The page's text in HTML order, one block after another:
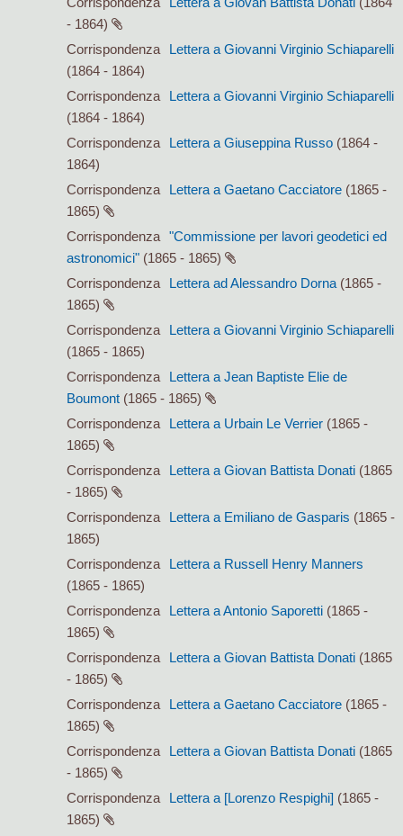
- 1864)
Corrispondenza
Lettera a Giovanni Virginio Schiaparelli
(1864 - 1864)
Corrispondenza
Lettera a Giovanni Virginio Schiaparelli
(1864 - 1864)
Corrispondenza
Lettera a Giuseppina Russo (1864 -
1864)
Corrispondenza
Lettera a Gaetano Cacciatore (1865 -
1865)
Corrispondenza
"Commissione per lavori geodetici ed
astronomici" (1865 - 1865)
Corrispondenza
Lettera ad Alessandro Dorna (1865 -
1865)
Corrispondenza
Lettera a Giovanni Virginio Schiaparelli
(1865 - 1865)
Corrispondenza
Lettera a Jean Baptiste Elie de
Boumont (1865 - 1865)
Corrispondenza
Lettera a Urbain Le Verrier (1865 -
1865)
Corrispondenza
Lettera a Giovan Battista Donati (1865
- 1865)
Corrispondenza
Lettera a Emiliano de Gasparis (1865 -
1865)
Corrispondenza
Lettera a Russell Henry Manners
(1865 - 1865)
Corrispondenza
Lettera a Antonio Saporetti (1865 -
1865)
Corrispondenza
Lettera a Giovan Battista Donati (1865
- 1865)
Corrispondenza
Lettera a Gaetano Cacciatore (1865 -
1865)
Corrispondenza
Lettera a Giovan Battista Donati (1865
- 1865)
Corrispondenza
Lettera a [Lorenzo Respighi] (1865 -
1865)